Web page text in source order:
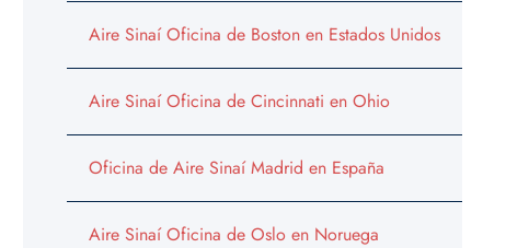
Aire Sinaí Oficina de Boston en Estados Unidos
Aire Sinaí Oficina de Cincinnati en Ohio
Oficina de Aire Sinaí Madrid en España
Aire Sinaí Oficina de Oslo en Noruega